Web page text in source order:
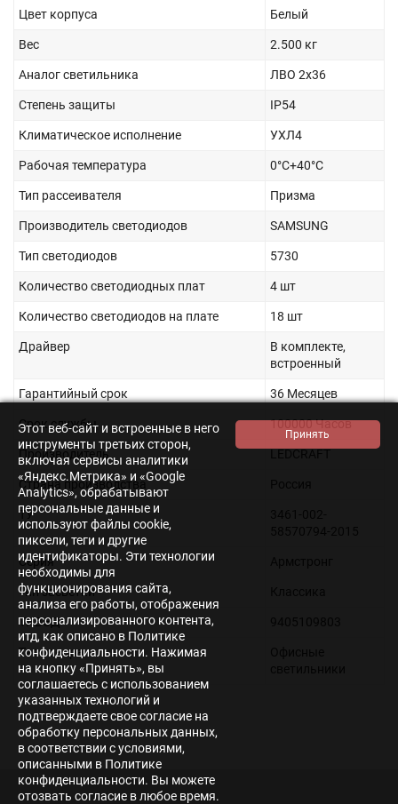
Цвет корпуса Белый
Вес 2.500 кг
Аналог светильника ЛВО 2x36
Степень защиты IP54
Климатическое исполнение УХЛ4
Рабочая температура 0°C+40°C
Тип рассеивателя Призма
Производитель светодиодов SAMSUNG
Тип светодиодов 5730
Количество светодиодных плат 4 шт
Количество светодиодов на плате 18 шт
Драйвер
В комплекте,
встроенный
Гарантийный срок 36 Месяцев
Срок службы 100000 Часов
Производитель
Страна производства
ТУ
Серия
Тип засветки
ТНВЭД
Тип товара
Этот веб-сайт и встроенные в него
инструменты третьих сторон,
включая сервисы аналитики
«Яндекс.Метрика» и «Google
Analytics», обрабатывают
персональные данные и
используют файлы cookie,
пиксели, теги и другие
идентификаторы. Эти технологии
необходимы для
функционирования сайта,
анализа его работы, отображения
персонализированного контента,
итд, как описано в Политике
конфиденциальности. Нажимая
на кнопку «Принять», вы
соглашаетесь с использованием
указанных технологий и
подтверждаете свое согласие на
обработку персональных данных,
в соответствии с условиями,
описанными в Политике
конфиденциальности. Вы можете
отозвать согласие в любое время.